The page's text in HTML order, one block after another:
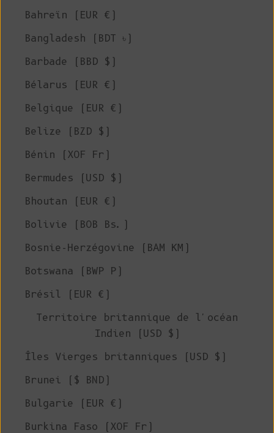
Bahreïn (EUR €)
Bangladesh (BDT ৳)
Barbade (BBD $)
Bélarus (EUR €)
Belgique (EUR €)
Belize (BZD $)
Bénin (XOF Fr)
Bermudes (USD $)
Bhoutan (EUR €)
Bolivie (BOB Bs.)
Bosnie-Herzégovine (BAM КМ)
Botswana (BWP P)
Brésil (EUR €)
Territoire britannique de l'océan
Indien (USD $)
Îles Vierges britanniques (USD $)
Brunei ($ BND)
Bulgarie (EUR €)
Burkina Faso (XOF Fr)